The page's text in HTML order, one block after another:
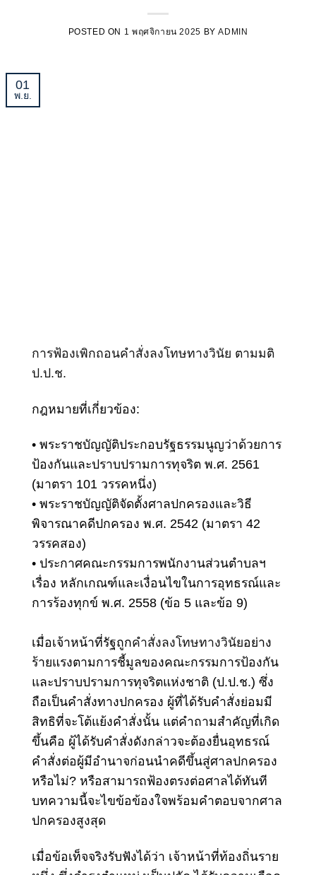
POSTED ON 1 พฤศจิกายน 2025 BYADMIN
01
พ.ย.
การฟ้องเพิกถอนคำสั่งลงโทษทางวินัย ตามมติ
ป.ป.ช.
กฎหมายที่เกี่ยวข้อง:
• พระราชบัญญัติประกอบรัฐธรรมนูญว่าด้วยการ
ป้องกันและปราบปรามการทุจริต พ.ศ. 2561
(มาตรา 101 วรรคหนึ่ง)
• พระราชบัญญัติจัดตั้งศาลปกครองและวิธี
พิจารณาคดีปกครอง พ.ศ. 2542 (มาตรา 42
วรรคสอง)
• ประกาศคณะกรรมการพนักงานส่วนตำบลฯ
เรื่อง หลักเกณฑ์และเงื่อนไขในการอุทธรณ์และ
การร้องทุกข์ พ.ศ. 2558 (ข้อ 5 และข้อ 9)
เมื่อเจ้าหน้าที่รัฐถูกคำสั่งลงโทษทางวินัยอย่าง
ร้ายแรงตามการชี้มูลของคณะกรรมการป้องกัน
และปราบปรามการทุจริตแห่งชาติ (ป.ป.ช.) ซึ่ง
ถือเป็นคำสั่งทางปกครอง ผู้ที่ได้รับคำสั่งย่อมมี
สิทธิที่จะโต้แย้งคำสั่งนั้น แต่คำถามสำคัญที่เกิด
ขึ้นคือ ผู้ได้รับคำสั่งดังกล่าวจะต้องยื่นอุทธรณ์
คำสั่งต่อผู้มีอำนาจก่อนนำคดีขึ้นสู่ศาลปกครอง
หรือไม่? หรือสามารถฟ้องตรงต่อศาลได้ทันที
บทความนี้จะไขข้อข้องใจพร้อมคำตอบจากศาล
ปกครองสูงสุด
เมื่อข้อเท็จจริงรับฟังได้ว่า เจ้าหน้าที่ท้องถิ่นราย